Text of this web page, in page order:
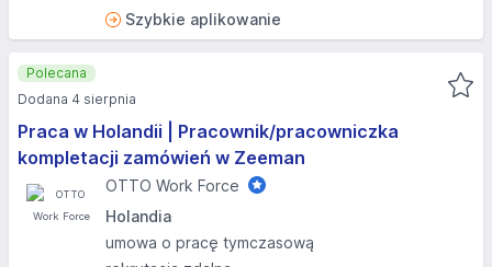
Szybkie aplikowanie
Praca w Holandii | Pracownik/pracowniczka
kompletacji zamówień w Zeeman
OTTO Work Force
Holandia
umowa o pracę tymczasową
Polecana
Dodana 4 sierpnia